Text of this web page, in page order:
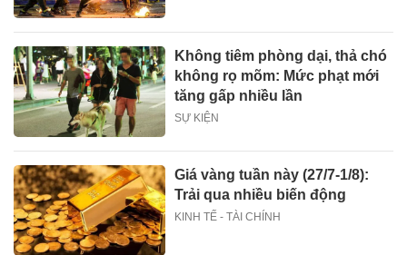
Không tiêm phòng dại, thả chó
không rọ mõm: Mức phạt mới
tăng gấp nhiều lần
SỰ KIỆN
Giá vàng tuần này (27/7-1/8):
Trải qua nhiều biến động
KINH TẾ - TÀI CHÍNH